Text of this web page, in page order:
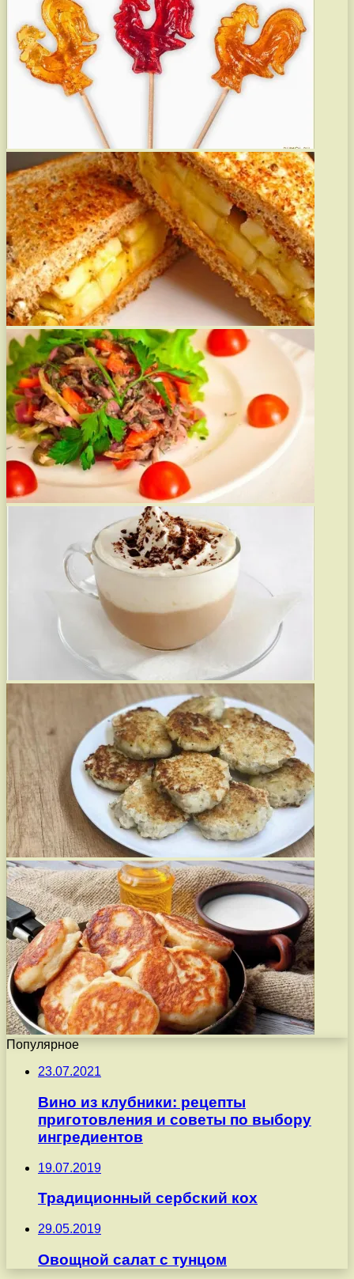
Популярное
23.07.2021
Вино из клубники: рецепты
приготовления и советы по выбору
ингредиентов
19.07.2019
Традиционный сербский кох
29.05.2019
Овощной салат с тунцом